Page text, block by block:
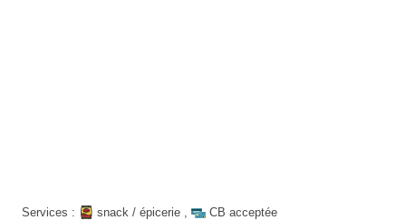
Services : snack / épicerie , CB acceptée